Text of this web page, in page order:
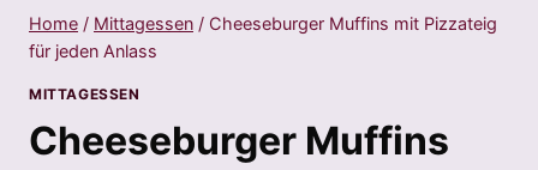
Home / Mittagessen / Cheeseburger Muffins mit Pizzateig
für jeden Anlass
MITTAGESSEN
Cheeseburger Muffins